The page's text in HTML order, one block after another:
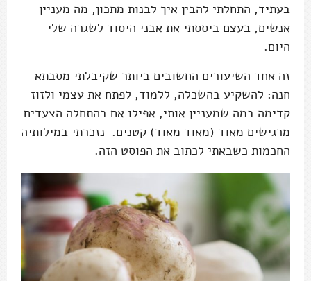
בעתיד, התחלתי להבין איך לבנות מתכון, מה מעניין
אנשים, בעצם ביססתי את אבני היסוד לשגרה שלי
היום.
זה אחד השיעורים החשובים ביותר שקיבלתי מסבתא
חנה: להשקיע בהשכלה, ללמוד, לפתח את עצמי ולזוז
קדימה במה שמעניין אותי, אפילו אם בהתחלה הצעדים
מרגישים מאוד (מאוד מאוד) קטנים. נזכרתי במילותיה
החכמות כשבאתי לכתוב את הפוסט הזה.